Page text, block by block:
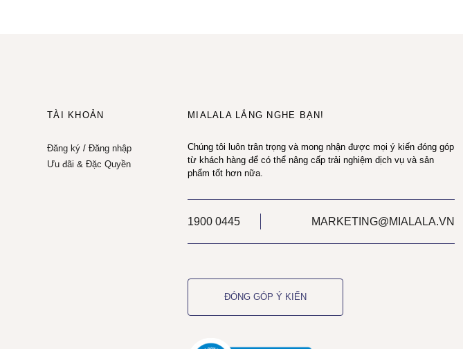
TÀI KHOẢN
Đăng ký/ Đăng nhập
Ưu đãi & Đặc Quyền
MIALALA LẮNG NGHE BẠN!
Chúng tôi luôn trân trọng và mong nhận được mọi ý kiến đóng góp
từ khách hàng để có thể nâng cấp trải nghiệm dịch vụ và sản
phẩm tốt hơn nữa.
1900 0445 MARKETING@MIALALA.VN
ĐÓNG GÓP Ý KIẾN